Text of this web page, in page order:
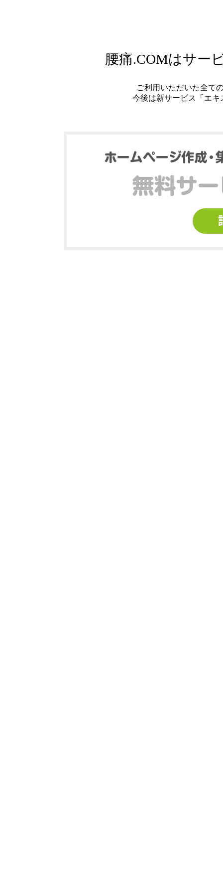
腰痛.COMはサー
ご利用いただいた全て
今後は新サービス「エ